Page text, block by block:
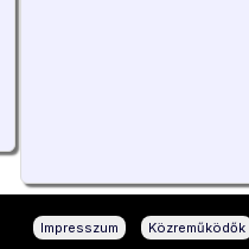
Impresszum | Közreműködők